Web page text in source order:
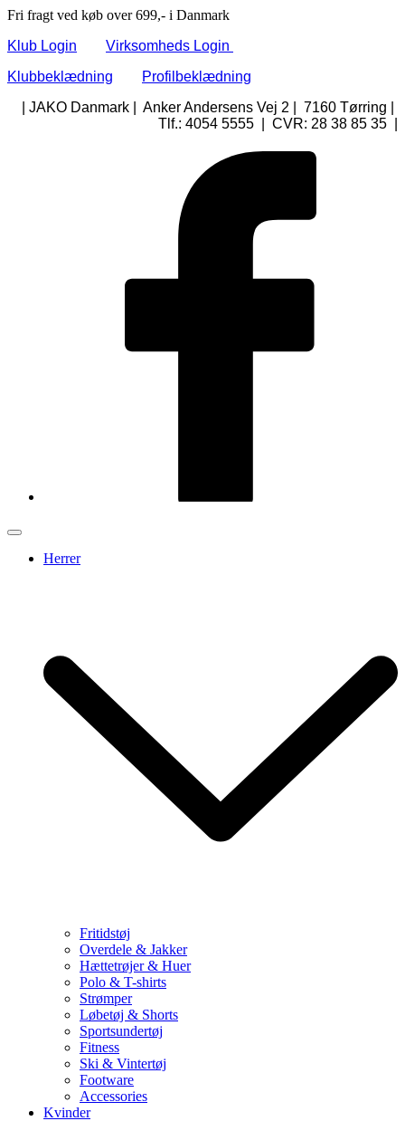
Fri fragt ved køb over 699,- i Danmark
Klub Login
Virksomheds Login
Klubbeklædning
Profilbeklædning
| JAKO Danmark | Anker Andersens Vej 2 | 7160 Tørring |
Tlf.: 4054 5555 | CVR: 28 38 85 35 |
Herrer
Fritidstøj
Overdele & Jakker
Hættetrøjer & Huer
Polo & T-shirts
Strømper
Løbetøj & Shorts
Sportsundertøj
Fitness
Ski & Vintertøj
Footware
Accessories
Kvinder